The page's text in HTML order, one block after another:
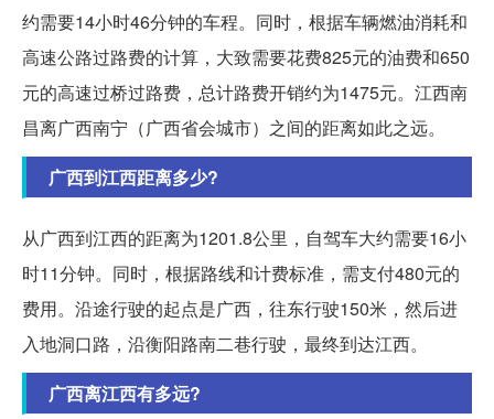
约需要14小时46分钟的车程。同时，根据车辆燃油消耗和
高速公路过路费的计算，大致需要花费825元的油费和650
元的高速过桥过路费，总计路费开销约为1475元。江西南
昌离广西南宁（广西省会城市）之间的距离如此之远。
广西到江西距离多少?
从广西到江西的距离为1201.8公里，自驾车大约需要16小
时11分钟。同时，根据路线和计费标准，需支付480元的
费用。沿途行驶的起点是广西，往东行驶150米，然后进
入地洞口路，沿衡阳路南二巷行驶，最终到达江西。
广西离江西有多远?